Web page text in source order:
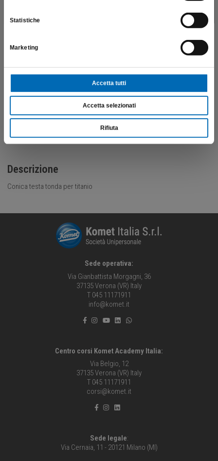
Statistiche
Marketing
Accetta tutti
Accetta selezionati
Rifiuta
Descrizione
Conica testa tonda per titanio
Sede operativa:
Via Gianbattista Morgagni, 36
37135 Verona (VR) Italy
T 045 11171911
info@komet.it
Centro corsi Komet Academy Italia:
Via Belgio, 12
37135 Verona (VR) Italy
T 045 11171911
corsi@komet.it
Sede legale:
Via Cernaia, 11 - 20121 Milano (MI)